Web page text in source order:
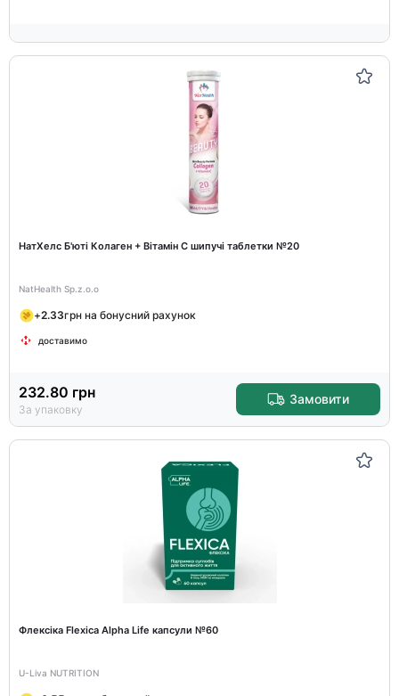
НатХелс Б'юті Колаген + Вітамін C шипучі таблетки №20
NatHealth Sp.z.o.o
+2.33грн на бонусний рахунок
доставимо
232.80 грн
За упаковку
Замовити
Флексіка Flexica Alpha Life капсули №60
U-Liva NUTRITION